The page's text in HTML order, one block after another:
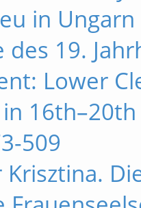
in
19.
Lower
509